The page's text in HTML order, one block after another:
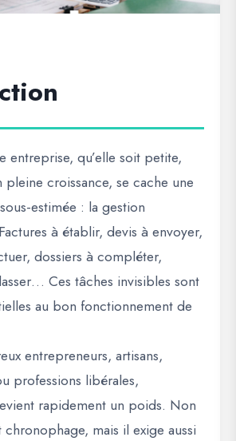
entreprise, qu’elle soit petite,
pleine croissance, se cache une
estimée : la gestion
à établir, devis à envoyer,
dossiers à compléter,
Ces tâches invisibles sont
au bon fonctionnement de
entrepreneurs, artisans,
professions libérales,
rapidement un poids. Non
mais il exige aussi